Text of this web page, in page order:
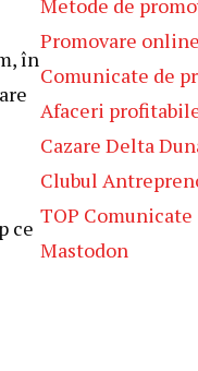
în
ce
Promovare online
Comunicate de
Afaceri
Cazare Delta
Clubul
TOP Comunicate
Mastodon